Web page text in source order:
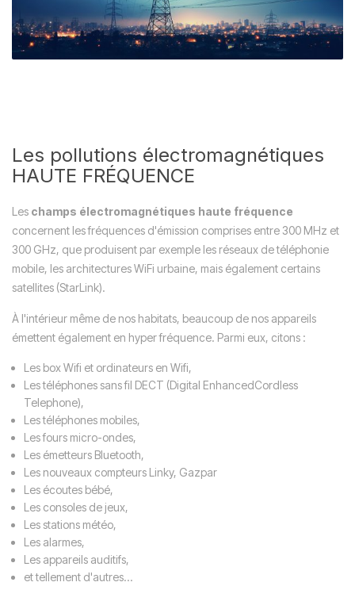
Les pollutions électromagnétiques
HAUTE FRÉQUENCE
Les champs électromagnétiques haute fréquence
concernent les fréquences d'émission comprises entre 300 MHz et
300 GHz, que produisent par exemple les réseaux de téléphonie
mobile, les architectures WiFi urbaine, mais également certains
satellites (StarLink).
À l'intérieur même de nos habitats, beaucoup de nos appareils
émettent également en hyper fréquence. Parmi eux, citons :
Les box Wifi et ordinateurs en Wifi,
Les téléphones sans fil DECT (Digital EnhancedCordless
Telephone),
Les téléphones mobiles,
Les fours micro-ondes,
Les émetteurs Bluetooth,
Les nouveaux compteurs Linky, Gazpar
Les écoutes bébé,
Les consoles de jeux,
Les stations météo,
Les alarmes,
Les appareils auditifs,
et tellement d'autres…